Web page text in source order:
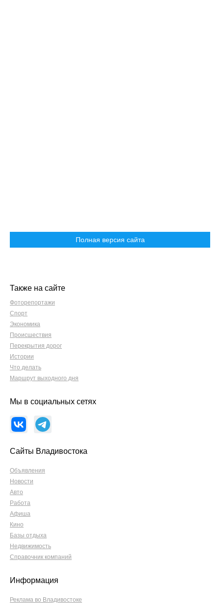
Полная версия сайта
Также на сайте
Фоторепортажи
Спорт
Экономика
Происшествия
Перекрытия дорог
Истории
Что делать
Маршрут выходного дня
Мы в социальных сетях
Сайты Владивостока
Объявления
Новости
Авто
Работа
Афиша
Кино
Базы отдыха
Недвижимость
Справочник компаний
Информация
Реклама во Владивостоке